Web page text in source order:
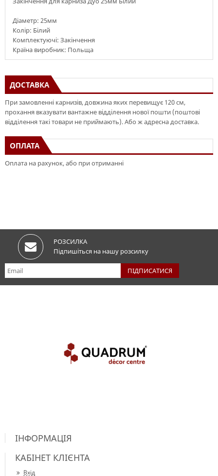
Діаметр: 25мм
Колір: Білий
Комплектуючі: Закінчення
Країна виробник: Польща
ДОСТАВКА
При замовленні карнизів, довжина яких перевищує 120 см,
прохання вказувати вантажне відділення нової пошти (поштові
відділення такі товари не приймають). Або ж адресна доставка.
ОПЛАТА
Оплата на рахунок, або при отриманні
РОЗСИЛКА
Підпишіться на нашу розсилку
ІНФОРМАЦІЯ
КАБІНЕТ КЛІЄНТА
Вхід